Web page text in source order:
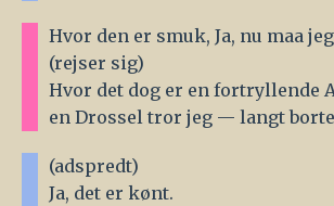
Hvor den er smuk, Ja, nu maa
(rejser sig)
Hvor det dog er en fortryllende
en Drossel tror jeg — langt
(adspredt)
Ja, det er kønt.